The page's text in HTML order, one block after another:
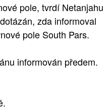
pole, tvrdí Netanjahu
zda informoval
pole South Pars.
informován předem.